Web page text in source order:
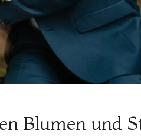
Blumen und